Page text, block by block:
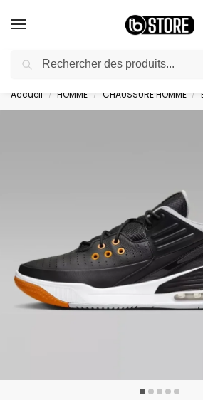
livraison gratuite au bureau dès 10000
Accueil / HOMME / CHAUSSURE HOMME /